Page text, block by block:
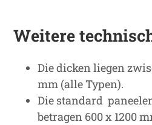
Weitere
Die dicken liegen
mm (alle Typen).
Die standard
betragen 600 x 1200